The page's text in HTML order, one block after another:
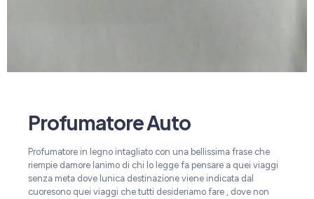
Profumatore Auto
Profumatore in legno intagliato con una bellissima frase che
riempie damore lanimo di chi lo legge fa pensare a quei viaggi
senza meta dove lunica destinazione viene indicata dal
cuoresono quei viaggi che tutti desideriamo fare , dove non